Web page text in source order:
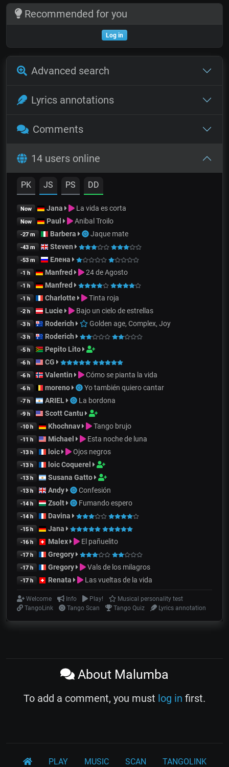
Recommended for you
Log in
Advanced search
Lyrics annotations
Comments
14 users online
PK JS PS DD
Now Jana La vida es corta
Now Paul Anibal Troilo
-27 m Barbera Jaque mate
-43 m Steven
-53 m Елена
-1 h Manfred 24 de Agosto
-1 h Manfred
-1 h Charlotte Tinta roja
-2 h Lucie Bajo un cielo de estrellas
-3 h Roderich Golden age, Complex, Joy
-3 h Roderich
-5 h Pepito Lito
-6 h CG
-6 h Valentin Cómo se pianta la vida
-6 h moreno Yo también quiero cantar
-7 h ARIEL La bordona
-9 h Scott Cantu
-10 h Khochnav Tango brujo
-11 h Michael Esta noche de luna
-13 h loic Ojos negros
-13 h loic Coquerel
-13 h Susana Gatto
-13 h Andy Confesión
-14 h Zsolt Fumando espero
-14 h Davina
-15 h Jana
-16 h Malex El pañuelito
-17 h Gregory
-17 h Gregory Vals de los milagros
-17 h Renata Las vueltas de la vida
Welcome Info Play!
Musical personality test
TangoLink
Tango Scan Tango Quiz Lyrics annotation
About Malumba
To add a comment, you must log in first.
PLAY MUSIC SCAN TANGOLINK